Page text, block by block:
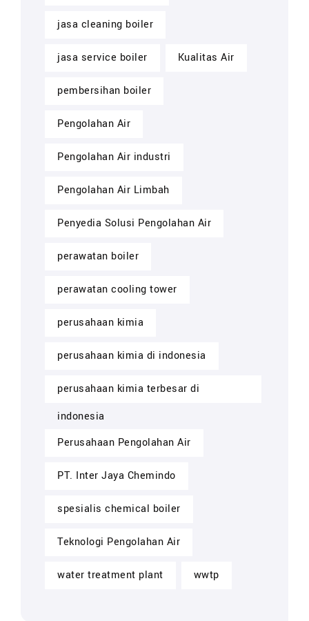
jasa cleaning boiler
jasa service boiler Kualitas Air
pembersihan boiler
Pengolahan Air
Pengolahan Air industri
Pengolahan Air Limbah
Penyedia Solusi Pengolahan Air
perawatan boiler
perawatan cooling tower
perusahaan kimia
perusahaan kimia di indonesia
perusahaan kimia terbesar di
indonesia
Perusahaan Pengolahan Air
PT. Inter Jaya Chemindo
spesialis chemical boiler
Teknologi Pengolahan Air
water treatment plant wwtp